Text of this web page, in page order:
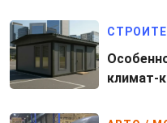
климат-